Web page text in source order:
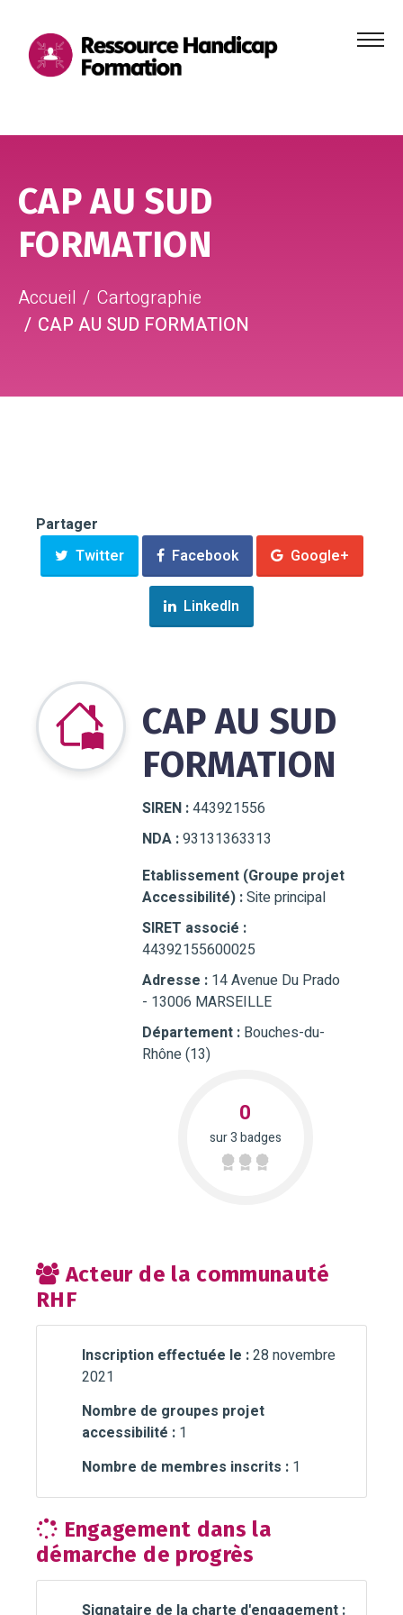
Menu
CAP AU SUD
FORMATION
Accueil
Cartographie
CAP AU SUD FORMATION
Partager
Twitter
Facebook Google+
LinkedIn
CAP AU SUD
FORMATION
SIREN :443921556
NDA :93131363313
Etablissement (Groupe projet
Accessibilité) :Site principal
SIRET associé :
44392155600025
Adresse : 14 Avenue Du Prado
- 13006 MARSEILLE
Département : Bouches-du-
Rhône (13)
0
sur 3 badges
Acteur de la communauté
RHF
Inscription effectuée le :28 novembre
2021
Nombre de groupes projet
accessibilité : 1
Nombre de membres inscrits : 1
Engagement dans la
démarche de progrès
Signataire de la charte d'engagement :